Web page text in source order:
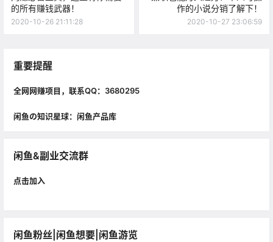
的所有赚钱武器！
2020-10-26 21:11:28
作的小说分销了解下！
2020-10-27 23:06:59
重要提醒
全网网赚项目，联系QQ：3680295
闲鱼の知识星球：闲鱼产品库
闲鱼&副业交流群
点击加入
闲鱼粉丝|闲鱼想要|闲鱼游览